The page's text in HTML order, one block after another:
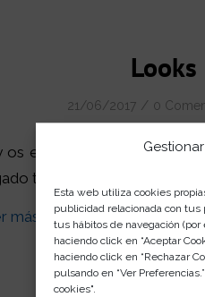
Esta web utiliza cookies
publicidad relacionada con tus
tus hábitos de navegación
haciendo click en “Aceptar
haciendo click en “Rechazar
pulsando en “Ver
cookies".
21/06/2017 / 0
os enseño los nuevos
temperaturas más
más